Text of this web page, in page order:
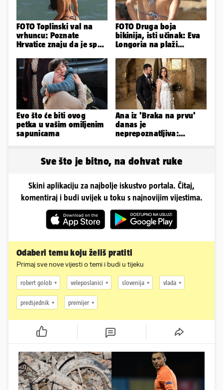
FOTO Toplinski val na
vrhuncu: Poznate
Hrvatice znaju da je spas
FOTO Druga boja
bikinija, isti učinak: Eva
Longoria na plaži
obline
Evo što će biti ovog
petka u vašim omiljenim
sapunicama
Ana iz 'Braka na prvu'
danas je
neprepoznatljiva:
Sve što je bitno, na dohvat ruke
Skini aplikaciju za najbolje iskustvo portala. Čitaj,
komentiraj i budi uvijek u toku s najnovijim vijestima.
Odaberi temu koju želiš pratiti
Primaj sve nove vijesti o temi i budi u tijeku
robert golob veleposlanici slovenija vlada
predsjednik premijer